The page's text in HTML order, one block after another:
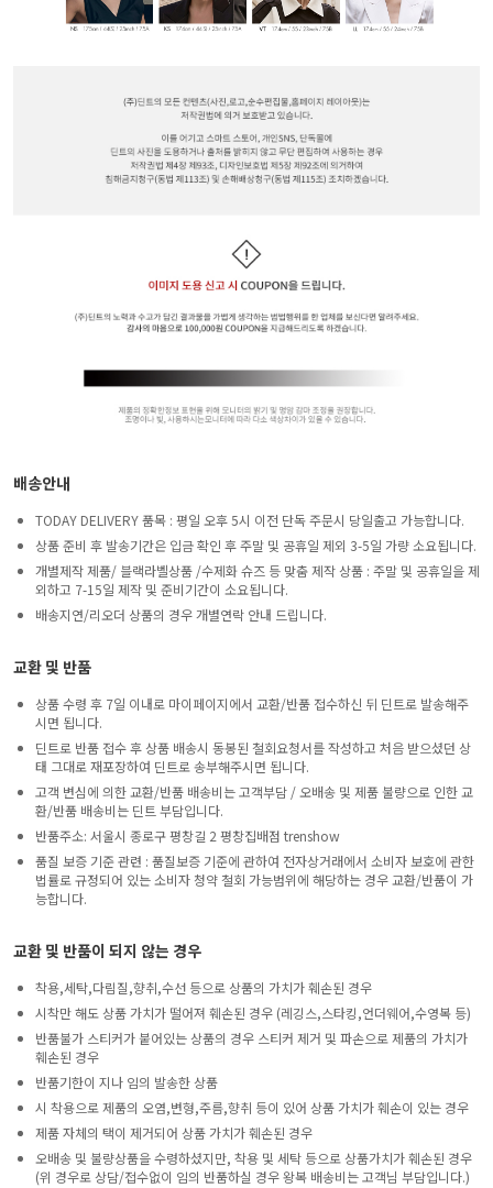
배송안내
TODAY DELIVERY 품목 : 평일 오후 5시 이전 단독 주문시 당일출고 가능합니다.
상품 준비 후 발송기간은 입금 확인 후 주말 및 공휴일 제외 3-5일 가량 소요됩니다.
개별제작 제품/ 블랙라벨상품 /수제화 슈즈 등 맞춤 제작 상품 : 주말 및 공휴일을 제
외하고 7-15일 제작 및 준비기간이 소요됩니다.
배송지연/리오더 상품의 경우 개별연락 안내 드립니다.
교환 및 반품
상품 수령 후 7일 이내로 마이페이지에서 교환/반품 접수하신 뒤 딘트로 발송해주
시면 됩니다.
딘트로 반품 접수 후 상품 배송시 동봉된 철회요청서를 작성하고 처음 받으셨던 상
태 그대로 재포장하여 딘트로 송부해주시면 됩니다.
고객 변심에 의한 교환/반품 배송비는 고객부담 / 오배송 및 제품 불량으로 인한 교
환/반품 배송비는 딘트 부담입니다.
반품주소: 서울시 종로구 평창길 2 평창집배점 trenshow
품질 보증 기준 관련 : 품질보증 기준에 관하여 전자상거래에서 소비자 보호에 관한
법률로 규정되어 있는 소비자 청약 철회 가능범위에 해당하는 경우 교환/반품이 가
능합니다.
교환 및 반품이 되지 않는 경우
착용,세탁,다림질,향취,수선 등으로 상품의 가치가 훼손된 경우
시착만 해도 상품 가치가 떨어져 훼손된 경우 (레깅스,스타킹,언더웨어,수영복 등)
반품불가 스티커가 붙어있는 상품의 경우 스티커 제거 및 파손으로 제품의 가치가
훼손된 경우
반품기한이 지나 임의 발송한 상품
시 착용으로 제품의 오염,변형,주름,향취 등이 있어 상품 가치가 훼손이 있는 경우
제품 자체의 택이 제거되어 상품 가치가 훼손된 경우
오배송 및 불량상품을 수령하셨지만, 착용 및 세탁 등으로 상품가치가 훼손된 경우
(위 경우로 상담/접수없이 임의 반품하실 경우 왕복 배송비는 고객님 부담입니다.)